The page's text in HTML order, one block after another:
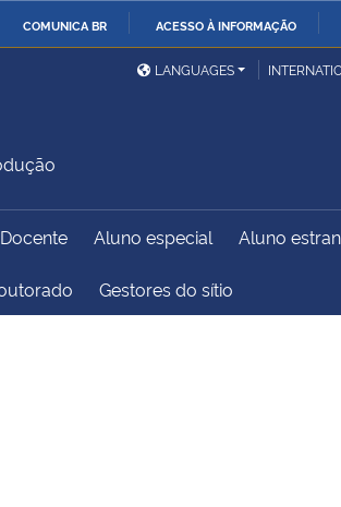
COMUNICA BR ACESSO À INFORMAÇÃO
Ministério das Relações
Exteriores
Controladoria-Geral da
União
LANGUAGES
Docente Aluno especial Aluno
Gestores do sítio